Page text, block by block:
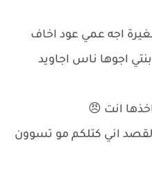
اجه عمي عود اخاف
اجوها ناس اجاويد
انت 😠
اني كتلكم مو تسوون